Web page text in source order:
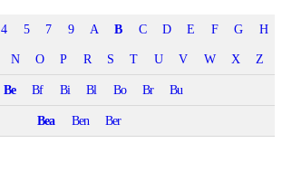
4 5 7 9 A B C D E F G H
N O P R S T U V W X Z
Be Bf Bi Bl Bo Br Bu
Bea Ben Ber